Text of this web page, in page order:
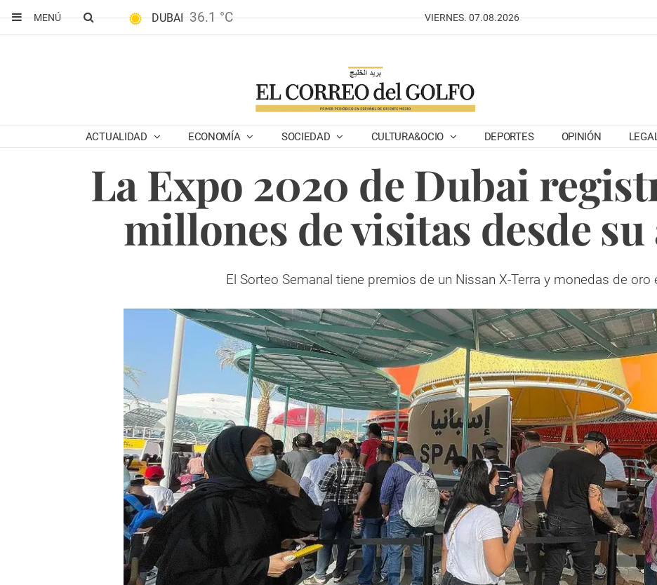
MENÚ
DUBAI 36.1 °C VIERNES. 07.08.2026
ACTUALIDAD ECONOMÍA SOCIEDAD CULTURA&OCIO DEPORTES OPINIÓN
La Expo 2020 de Dubai
millones de visitas desde
El Sorteo Semanal tiene premios de un Nissan X-Terra y monedas de oro